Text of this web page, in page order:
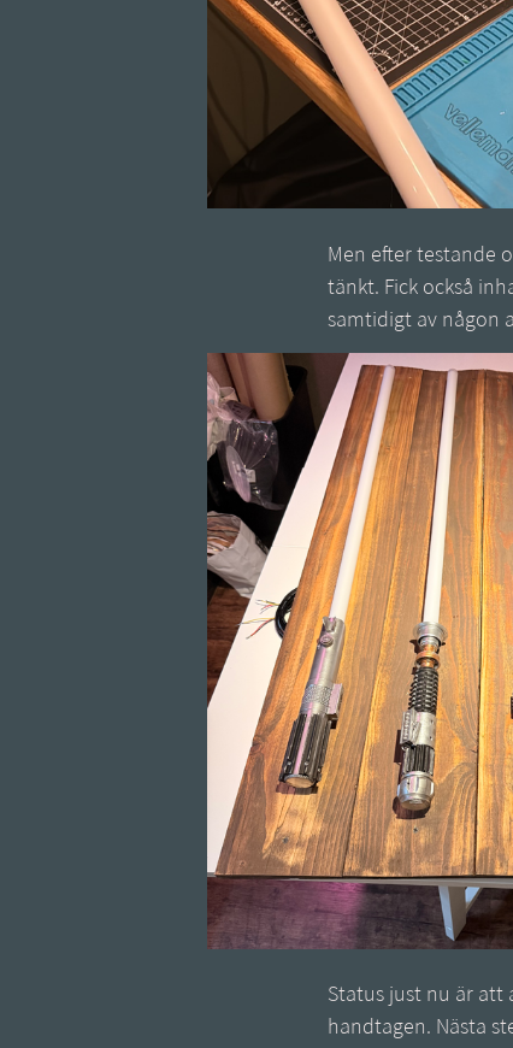
Men efter testande
tänkt. Fick också
samtidigt av någon
Status just nu är att
handtagen. Nästa